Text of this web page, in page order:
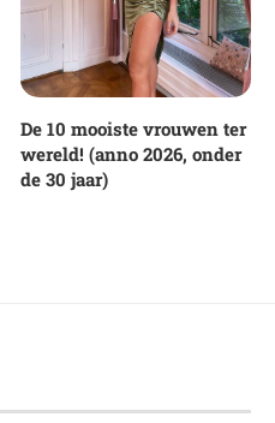
De 10 mooiste vrouwen ter
wereld! (anno 2026, onder
de 30 jaar)